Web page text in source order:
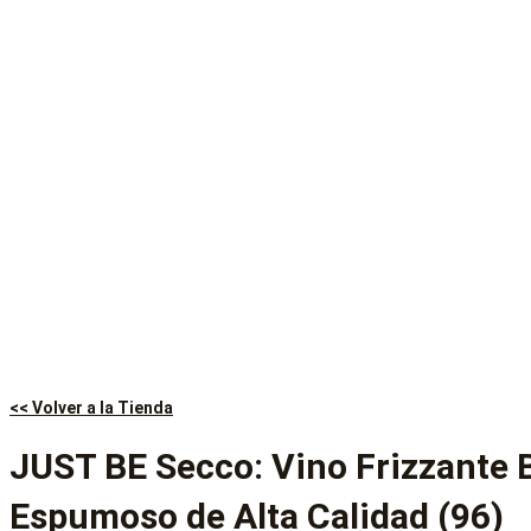
<< Volver a la Tienda
JUST BE Secco: Vino Frizzante
Espumoso de Alta Calidad (96)